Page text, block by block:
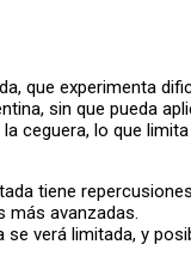
que experimenta
sin que pueda
ceguera, lo que
tiene
más avanzadas.
verá limitada, y